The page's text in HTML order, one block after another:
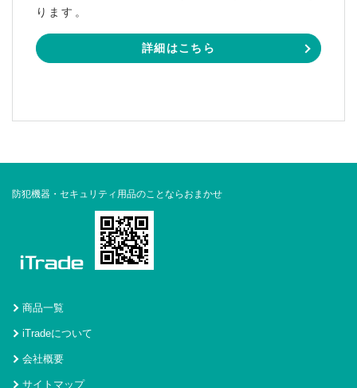
ります。
詳細はこちら
防犯機器・セキュリティ用品のことならおまかせ
商品一覧
iTradeについて
会社概要
サイトマップ